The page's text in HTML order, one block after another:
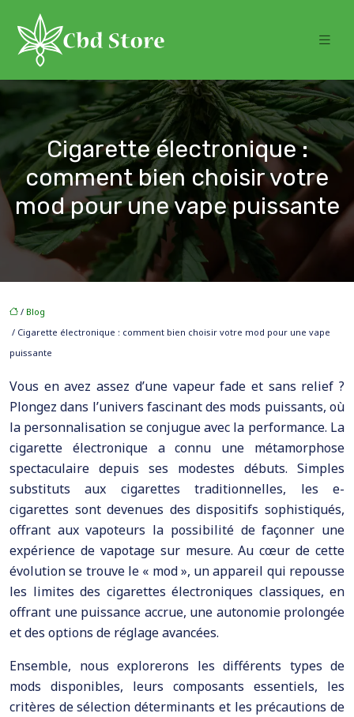
Cigarette électronique :
comment bien choisir votre
mod pour une vape puissante
/ Blog
/ Cigarette électronique : comment bien choisir votre mod pour une vape
puissante
Vous en avez assez d’une vapeur fade et sans relief ?
Plongez dans l’univers fascinant des mods puissants, où
la personnalisation se conjugue avec la performance. La
cigarette électronique a connu une métamorphose
spectaculaire depuis ses modestes débuts. Simples
substituts aux cigarettes traditionnelles, les e-
cigarettes sont devenues des dispositifs sophistiqués,
offrant aux vapoteurs la possibilité de façonner une
expérience de vapotage sur mesure. Au cœur de cette
évolution se trouve le « mod », un appareil qui repousse
les limites des cigarettes électroniques classiques, en
offrant une puissance accrue, une autonomie prolongée
et des options de réglage avancées.
Ensemble, nous explorerons les différents types de
mods disponibles, leurs composants essentiels, les
critères de sélection déterminants et les précautions de